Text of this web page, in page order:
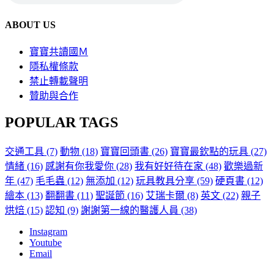
ABOUT US
寶寶共讀國Ｍ
隱私權條款
禁止轉載聲明
贊助與合作
POPULAR TAGS
交通工具 (7) 動物 (18) 寶寶回頭書 (26) 寶寶最欽點的玩具 (27)
情緒 (16) 感謝有你我愛你 (28) 我有好好待在家 (48) 歡樂過新
年 (47) 毛毛蟲 (12) 無添加 (12) 玩具教具分享 (59) 硬頁書 (12)
繪本 (13) 翻翻書 (11) 聖誕節 (16) 艾瑞卡爾 (8) 英文 (22) 親子
烘焙 (15) 認知 (9) 謝謝第一線的醫護人員 (38)
Instagram
Youtube
Email